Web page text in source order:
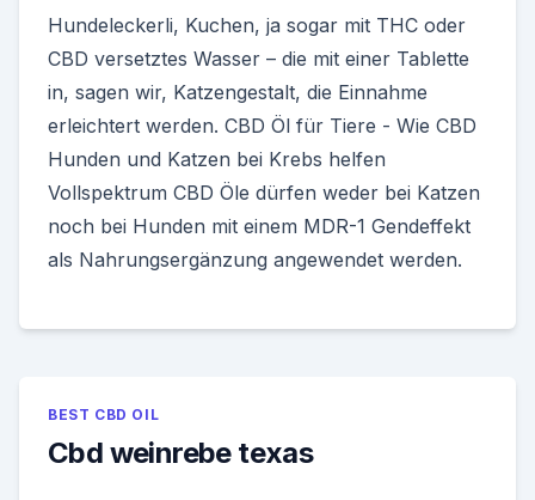
Hundeleckerli, Kuchen, ja sogar mit THC oder
CBD versetztes Wasser – die mit einer Tablette
in, sagen wir, Katzengestalt, die Einnahme
erleichtert werden. CBD Öl für Tiere - Wie CBD
Hunden und Katzen bei Krebs helfen
Vollspektrum CBD Öle dürfen weder bei Katzen
noch bei Hunden mit einem MDR-1 Gendeffekt
als Nahrungsergänzung angewendet werden.
BEST CBD OIL
Cbd weinrebe texas